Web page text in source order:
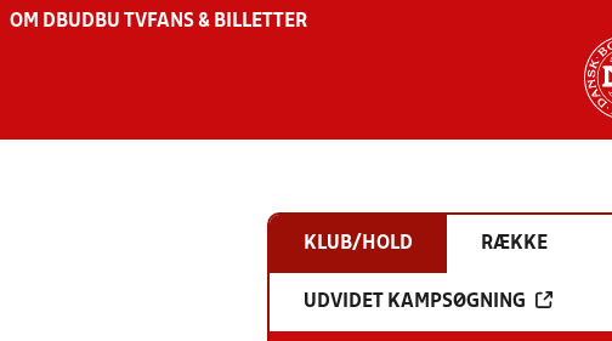
OM DBU DBU TV FANS & BILLETTER
KLUB/HOLD RÆKKE
UDVIDET KAMPSØGNING